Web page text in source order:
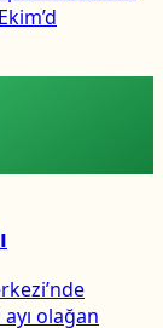
olağan